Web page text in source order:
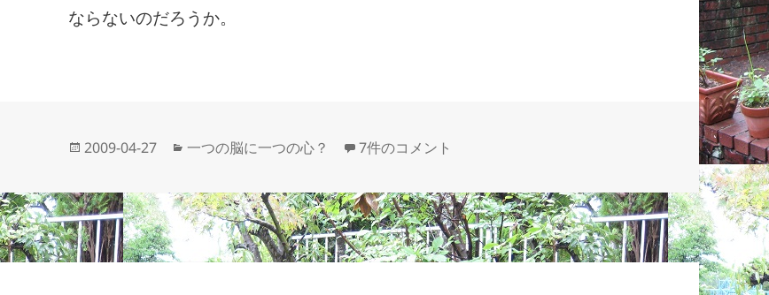
ならないのだろうか。
投
日:
2009-04-27
カ
ゴ
リ
ー
一つの脳に一つの心？ 脳の中の組み合わせ問題 への
7件のコメント